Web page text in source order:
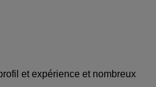
et expérience et nombreux